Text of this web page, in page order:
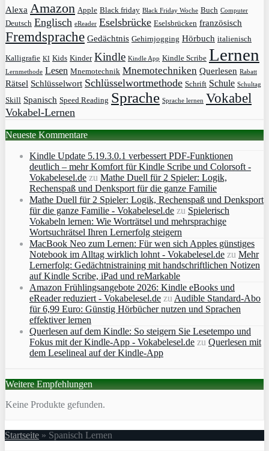
Alexa Amazon Apple Black friday Black Friday Woche Buch Computer
Deutsch Englisch eReader Eselsbrücke Eselsbrücken französisch
Fremdsprache Gedächtnis Gehirnjogging Hörbuch italienisch
Kalligrafie KI Kids Kinder Kindle Kindle App Kindle Scribe Lernen
Lernmethode Lesen Mnemotechnik Mnemotechniken Querlesen Rabatt
Rätsel Schlüsselwort Schlüsselwortmethode Schrift Schule Schultag
Skill Spanisch Speed Reading Sprache Sprache lernen Vokabel
Vokabel-Lernen
Neueste Kommentare
Kindle Update 5.19.3.0.1 verbessert PDF-Funktionen
deutlich – mehr Komfort für Kindle Scribe und Colorsoft -
Vokabelesel.de zu Mathe Duell für 2 Spieler: Logik,
Rechenspaß und Denksport für die ganze Familie
Mathe Duell für 2 Spieler: Logik, Rechenspaß und Denksport
für die ganze Familie - Vokabelesel.de zu Spielerisch
Vokabeln lernen: Wie Worträtsel und mehrsprachige
Wortsuchrätsel Ihren Lernerfolg steigern
MacBook Neo zum Lernen: Für wen sich Apples günstiges
Notebook im Alltag wirklich lohnt - Vokabelesel.de zu Mehr
Lernerfolg: Gedächtnistraining mit handschriftlichen Notizen
auf Kindle Scribe, iPad und reMarkable
Amazon Frühlingsangebote 2026: Kindle eBooks und
eReader reduziert - Vokabelesel.de zu Audible Standard-Abo
für 6,99 Euro: Günstig Hörbücher nutzen und Sprachen
effektiver lernen
Querlesen auf dem Kindle: So steigern Sie Lesetempo und
Fokus mit der Kindle-App - Vokabelesel.de zu Querlesen mit
dem Leselineal auf der Kindle-App
Weitere Empfehlungen
Keine Produkte gefunden.
Startseite » Spanisch Lernen